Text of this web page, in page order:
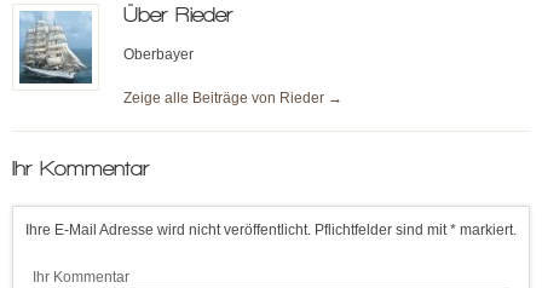
Über Rieder
Oberbayer
Zeige alle Beiträge von Rieder →
Ihr Kommentar
Ihre E-Mail Adresse wird nicht veröffentlicht. Pflichtfelder sind mit * markiert.
Ihr Kommentar